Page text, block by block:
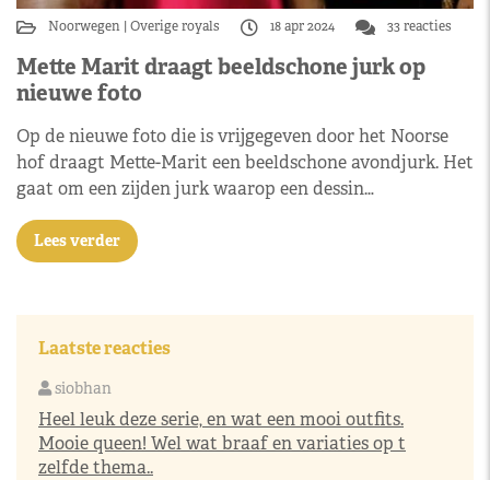
Noorwegen Overige royals 18 apr 2024 33 reacties
Mette Marit draagt beeldschone jurk op
nieuwe foto
Op de nieuwe foto die is vrijgegeven door het Noorse
hof draagt Mette-Marit een beeldschone avondjurk. Het
gaat om een zijden jurk waarop een dessin…
Lees verder
Laatste reacties
siobhan
Heel leuk deze serie, en wat een mooi outfits.
Mooie queen! Wel wat braaf en variaties op t
zelfde thema..